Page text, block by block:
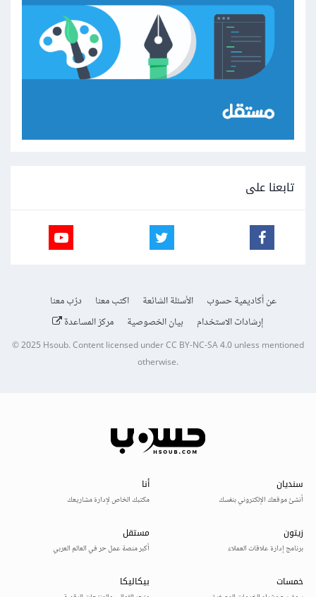
تابعنا على
عن أكاديمية حسوب الأسئلة الشائعة اكتب معنا
درّب معنا
إرشادات الاستخدام
بيان الخصوصية مركز المساعدة
© 2025Hsoub.Content licensed underCC BY-NC-SA 4.0unless mentioned
otherwise.